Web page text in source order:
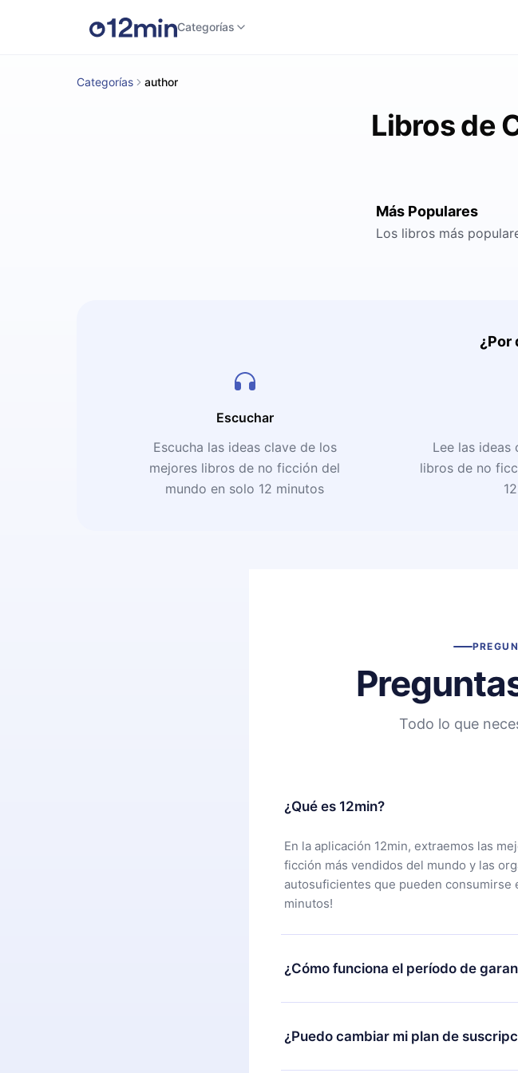
Categorías
Categorías author
Libros de
Más Populares
Los libros más
¿Por
Escuchar
Escucha las ideas clave de los
mejores libros de no ficción del
mundo en solo 12 minutos
Lee las ideas
libros de no
Todo lo que
¿Qué es 12min?
En la aplicación 12min, extraemos las
ficción más vendidos del mundo y las
autosuficientes que pueden consumirse
minutos!
¿Cómo funciona el período de
Puedes descargar nuestra aplicación y
alguna razón no estás satisfecho con
nuestro equipo de soporte (
¿Puedo cambiar mi plan de